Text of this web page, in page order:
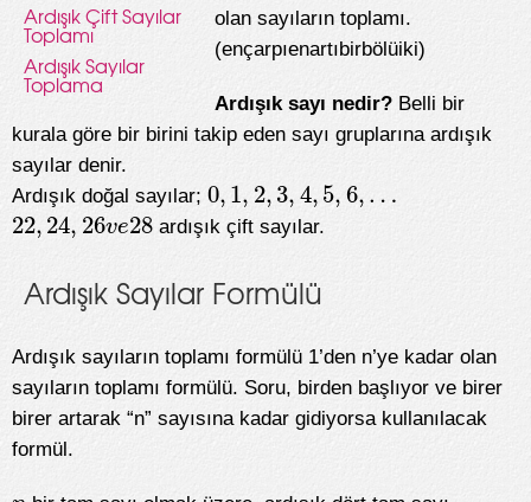
Ardışık Çift Sayılar
Toplamı
Ardışık Sayılar
Toplama
olan sayıların toplamı.
(ençarpıenartıbirbölüiki)
Ardışık sayı nedir? Belli bir
kurala göre bir birini takip eden sayı gruplarına ardışık
sayılar denir.
Ardışık doğal sayılar; 0, 1, 2, 3, 4, 5, 6, …
0, 1, 2,3,4,5 ,6 ,…
22, 24, 26ve28
22, 24, 26ve28ardışık çift sayılar.
Ardışık Sayılar Formülü
Ardışık sayıların toplamı formülü 1’den n’ye kadar olan
sayıların toplamı formülü. Soru, birden başlıyor ve birer
birer artarak “n” sayısına kadar gidiyorsa kullanılacak
formül.